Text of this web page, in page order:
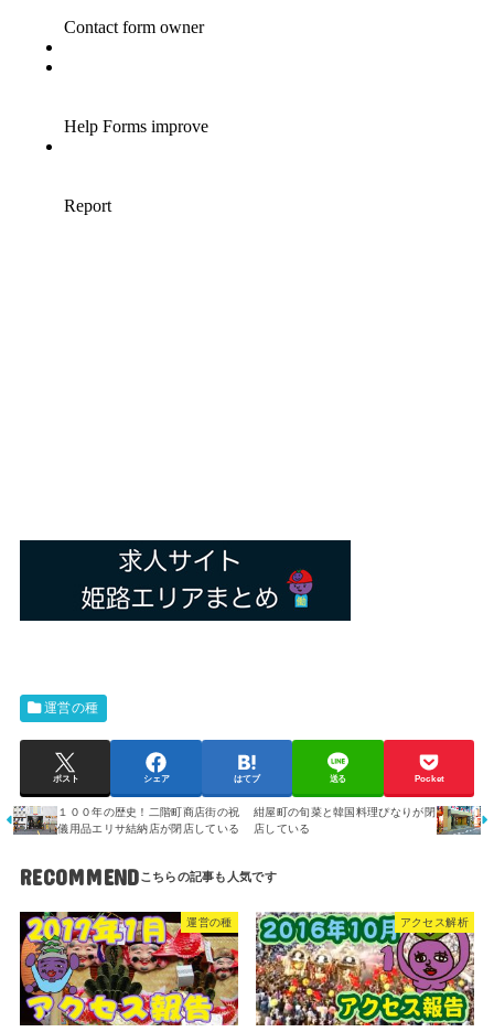
運営の種
ポスト シェア はてブ 送る Pocket
１００年の歴史！二階町商店街の祝
儀用品エリサ結納店が閉店している
紺屋町の旬菜と韓国料理ぴなりが閉
店している
RECOMMEND
運営の種 アクセス解析